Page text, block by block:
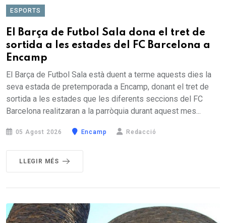
ESPORTS
El Barça de Futbol Sala dona el tret de
sortida a les estades del FC Barcelona a
Encamp
El Barça de Futbol Sala està duent a terme aquests dies la
seva estada de pretemporada a Encamp, donant el tret de
sortida a les estades que les diferents seccions del FC
Barcelona realitzaran a la parròquia durant aquest mes...
05 Agost 2026 Encamp Redacció
LLEGIR MÉS